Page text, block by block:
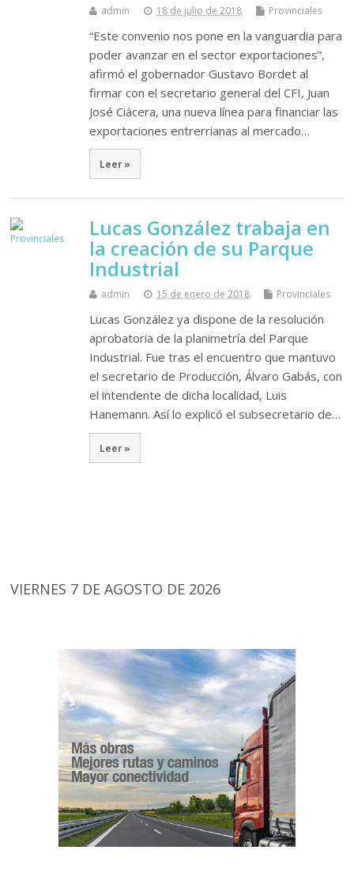
admin 18 de julio de 2018 Provinciales
“Este convenio nos pone en la vanguardia para
poder avanzar en el sector exportaciones”,
afirmó el gobernador Gustavo Bordet al
firmar con el secretario general del CFI, Juan
José Ciácera, una nueva línea para financiar las
exportaciones entrerrianas al mercado…
Leer »
Lucas González trabaja en
la creación de su Parque
Industrial
admin 15 de enero de 2018 Provinciales
Lucas González ya dispone de la resolución
aprobatoria de la planimetría del Parque
Industrial. Fue tras el encuentro que mantuvo
el secretario de Producción, Álvaro Gabás, con
el intendente de dicha localidad, Luis
Hanemann. Así lo explicó el subsecretario de…
Leer »
VIERNES 7 DE AGOSTO DE 2026